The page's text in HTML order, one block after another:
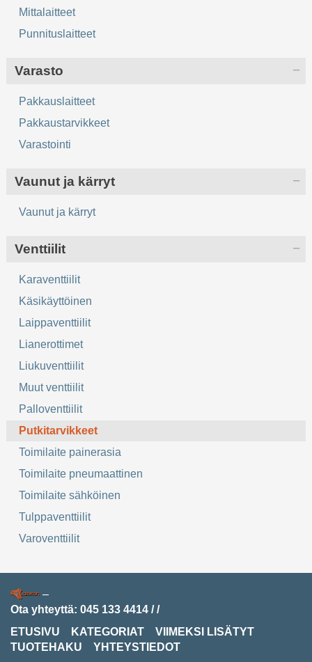
Mittalaitteet
Punnituslaitteet
Varasto
Pakkauslaitteet
Pakkaustarvikkeet
Varastointi
Vaunut ja kärryt
Vaunut ja kärryt
Venttiilit
Karaventtiilit
Käsikäyttöinen
Laippaventtiilit
Lianerottimet
Liukuventtiilit
Muut venttiilit
Palloventtiilit
Putkitarvikkeet
Toimilaite painerasia
Toimilaite pneumaattinen
Toimilaite sähköinen
Tulppaventtiilit
Varoventtiilit
–
Ota yhteyttä: 045 133 4414 //
ETUSIVU
KATEGORIAT
VIIMEKSI LISÄTYT
TUOTEHAKU
YHTEYSTIEDOT